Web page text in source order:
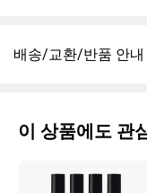
배송/교환/반품 안내
이 상품에도 관